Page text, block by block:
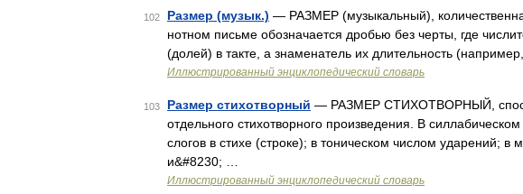
102 Размер (музык.) — РАЗМЕР (музыкальный),
нотном письме обозначается дробью без черты, где
(долей) в такте, а знаменатель их длительность
Иллюстрированный энциклопедический словарь
103 Размер стихотворный — РАЗМЕР СТИХОТВОРНЫЙ, способ
отдельного стихотворного произведения. В
слогов в стихе (строке); в тоническом числом ударений;
и&#8230; …
Иллюстрированный энциклопедический словарь